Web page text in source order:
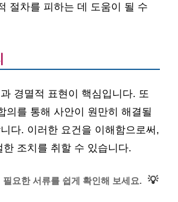
절차를 피하는 데 도움이 될 수
경멸적 표현이 핵심입니다. 또
의를 통해 사안이 원만히 해결될
다. 이러한 요건을 이해함으로써,
한 조치를 취할 수 있습니다.
필요한 서류를 쉽게 확인해 보세요. 💡